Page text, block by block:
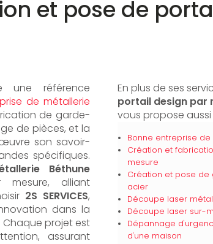
et pose de
une référence
de métallerie
de garde-
de pièces, et la
son savoir-
spécifiques.
Béthune
mesure, alliant
2S SERVICES,
dans la
projet est
assurant
En plus de ses
portail design par
vous propose aussi
Bonne entreprise
Création et
mesure
Création et pose
acier
Découpe laser métal
Découpe laser sur-
Dépannage
d'une maison